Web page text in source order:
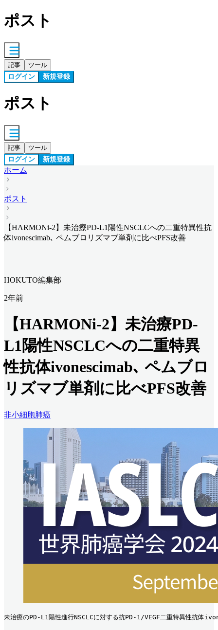
ポスト
記事 ツール
ログイン 新規登録
ポスト
記事 ツール
ログイン 新規登録
ホーム
ポスト
【HARMONi-2】未治療PD-L1陽性NSCLCへの二重特異性抗
体ivonescimab､ ペムブロリズマブ単剤に比べPFS改善
HOKUTO編集部
2年前
【HARMONi-2】未治療PD-
L1陽性NSCLCへの二重特異
性抗体ivonescimab､ ペムブロ
リズマブ単剤に比べPFS改善
非小細胞肺癌
未治療のPD-L1陽性進行NSCLCに対する抗PD-1/VEGF二重特異性抗